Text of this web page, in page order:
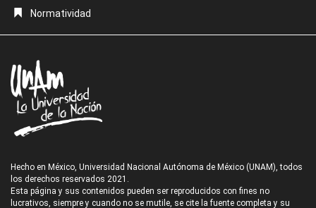
Normatividad
Hecho en México, Universidad Nacional Autónoma de México (UNAM), todos
los derechos reservados 2021.
Esta página y sus contenidos pueden ser reproducidos con fines no
lucrativos, siempre y cuando no se mutile, se cite la fuente completa y su